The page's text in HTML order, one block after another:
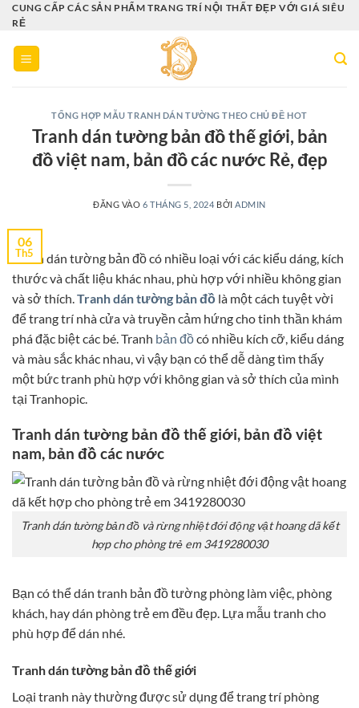
Bỏ
qua
nội
dung
CUNG CẤP CÁC SẢN PHẨM TRANG TRÍ NỘI THẤT ĐẸP VỚI GIÁ SIÊU
RẺ
TỔNG HỢP MẪU TRANH DÁN TƯỜNG THEO CHỦ ĐỀ HOT
Tranh dán tường bản đồ thế giới, bản
đồ việt nam, bản đồ các nước Rẻ, đẹp
ĐĂNG VÀO 6 THÁNG 5, 2024 BỞI ADMIN
06
Th5
Tranh dán tường bản đồ có nhiều loại với các kiểu dáng, kích
thước và chất liệu khác nhau, phù hợp với nhiều không gian
và sở thích. Tranh dán tường bản đồ là một cách tuyệt vời
để trang trí nhà cửa và truyền cảm hứng cho tinh thần khám
phá đặc biệt các bé. Tranh bản đồcó nhiều kích cỡ, kiểu dáng
và màu sắc khác nhau, vì vậy bạn có thể dễ dàng tìm thấy
một bức tranh phù hợp với không gian và sở thích của mình
tại Tranhopic.
Tranh dán tường bản đồ thế giới, bản đồ việt
nam, bản đồ các nước
Tranh dán tường bản đồ và rừng nhiệt đới động vật hoang dã kết
hợp cho phòng trẻ em 3419280030
Bạn có thể dán tranh bản đồ tường phòng làm việc, phòng
khách, hay dán phòng trẻ em đều đẹp. Lựa mẫu tranh cho
phù hợp để dán nhé.
Tranh dán tường bản đồ thế giới
Loại tranh này thường được sử dụng để trang trí phòng